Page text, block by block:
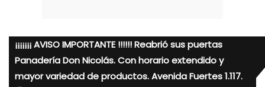
¡¡¡¡¡¡¡ AVISO IMPORTANTE !!!!!! Reabrió sus puertas
Panadería Don Nicolás. Con horario extendido y
mayor variedad de productos. Avenida Fuertes 1.117.